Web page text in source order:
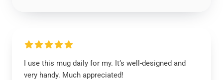
I use this mug daily for my. It’s well-designed and
very handy. Much appreciated!